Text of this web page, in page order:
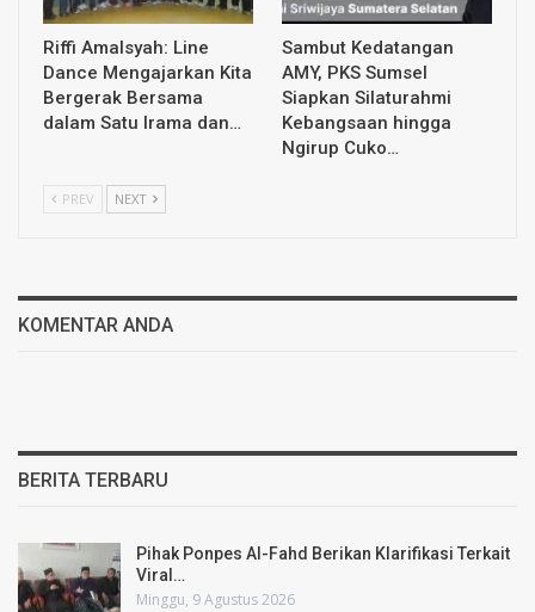
Riffi Amalsyah: Line
Dance Mengajarkan Kita
Bergerak Bersama
dalam Satu Irama dan…
Sambut Kedatangan
AMY, PKS Sumsel
Siapkan Silaturahmi
Kebangsaan hingga
Ngirup Cuko…
PREV NEXT
KOMENTAR ANDA
BERITA TERBARU
Pihak Ponpes Al-Fahd Berikan Klarifikasi Terkait
Viral…
Minggu, 9 Agustus 2026